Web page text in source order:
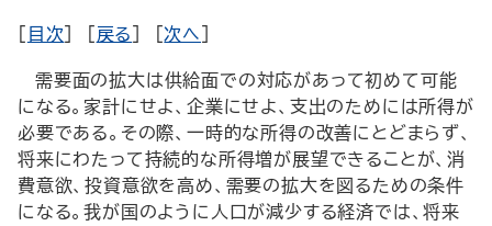
目次 戻る ] [次へ
需要面の拡大は供給面での対応があって初めて可能
になる。家計にせよ、企業にせよ、支出のためには所得が
必要である。その際、一時的な所得の改善にとどまらず、
将来にわたって持続的な所得増が展望できることが、消
費意欲、投資意欲を高め、需要の拡大を図るための条件
になる。我が国のように人口が減少する経済では、将来